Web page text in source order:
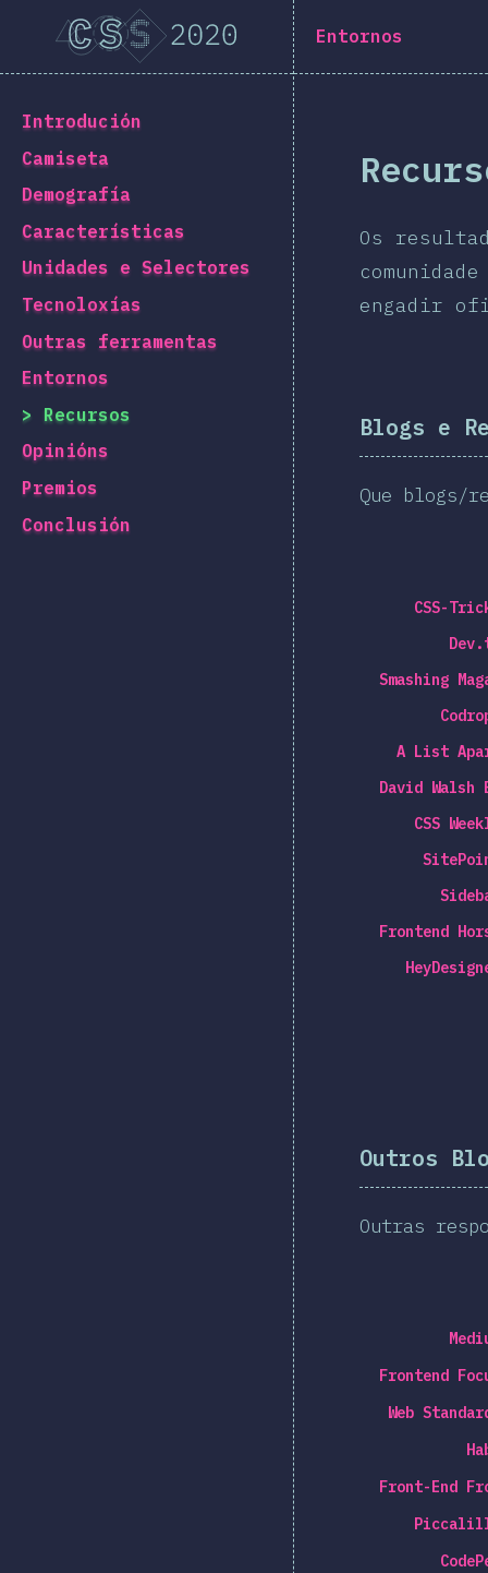
[gl-ES] general.title
[gl-ES] general.back_to_intro
Introdución
Camiseta
Demografía
Características
Unidades e Selectores
Tecnoloxías
Outras ferramentas
Entornos
Recursos
Opinións
Premios
Conclusión
Entornos
Os
engadir
Blogs e
Que blogs/
Frontend
CSS
David Walsh
A List
Smashing
CSS-
Outros
Outras
Front-End
Web
Frontend
Navigated to [gl-ES] general.title